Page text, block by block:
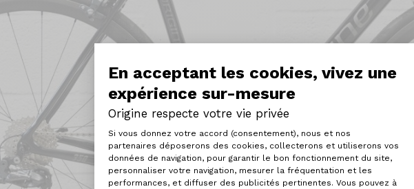
En acceptant les cookies, vivez une
expérience sur-mesure
Origine respecte votre vie privée
Plateforme de Gestion du
Si vous donnez votre accord (consentement), nous et nos
partenaires déposerons des cookies, collecterons et utiliserons vos
données de navigation, pour garantir le bon fonctionnement du site,
personnaliser votre navigation, mesurer la fréquentation et les
performances, et diffuser des publicités pertinentes. Vous pouvez à
Axeptio consent